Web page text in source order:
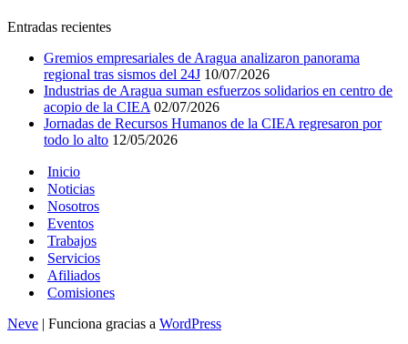
Entradas recientes
Gremios empresariales de Aragua analizaron panorama
regional tras sismos del 24J 10/07/2026
Industrias de Aragua suman esfuerzos solidarios en centro de
acopio de la CIEA 02/07/2026
Jornadas de Recursos Humanos de la CIEA regresaron por
todo lo alto 12/05/2026
Inicio
Noticias
Nosotros
Eventos
Trabajos
Servicios
Afiliados
Comisiones
Neve | Funciona gracias a WordPress